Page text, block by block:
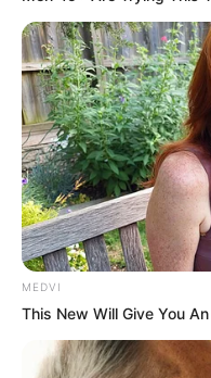
The Most
World Cup 2026
BRAINBERRIES
Manicure 2026:
de este verano
VANIDADES.COM